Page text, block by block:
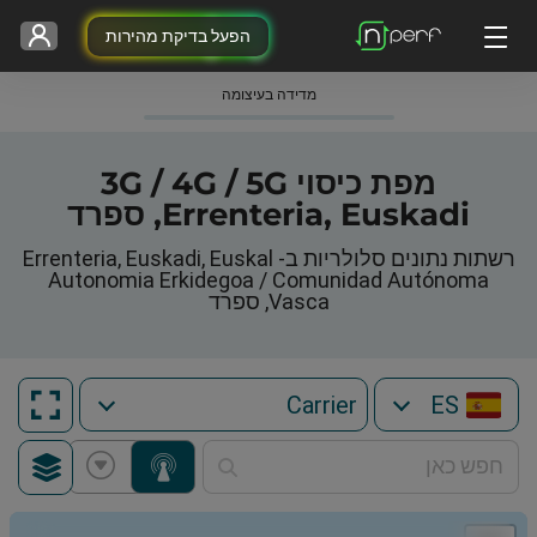
הפעל בדיקת מהירות
מדידה בעיצומה
מפת כיסוי 3G / 4G / 5G
Errenteria, Euskadi, ספרד
רשתות נתונים סלולריות ב- Errenteria, Euskadi, Euskal
Autonomia Erkidegoa / Comunidad Autónoma
Vasca, ספרד
ES